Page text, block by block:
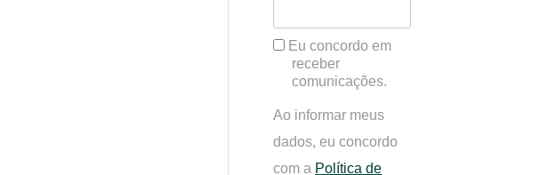
Eu concordo em
receber
comunicações.
Ao informar meus
dados, eu concordo
com a Política de